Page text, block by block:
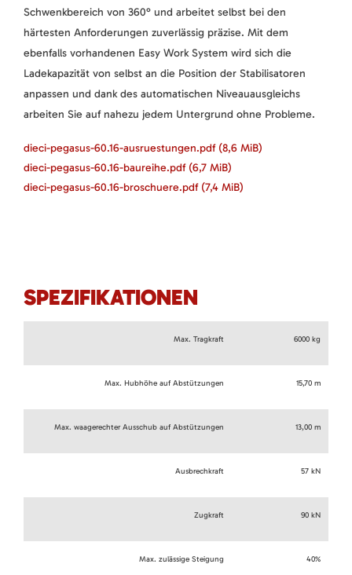
Schwenkbereich von 360° und arbeitet selbst bei den
härtesten Anforderungen zuverlässig präzise. Mit dem
ebenfalls vorhandenen Easy Work System wird sich die
Ladekapazität von selbst an die Position der Stabilisatoren
anpassen und dank des automatischen Niveauausgleichs
arbeiten Sie auf nahezu jedem Untergrund ohne Probleme.
dieci-pegasus-60.16-ausruestungen.pdf (8,6 MiB)
dieci-pegasus-60.16-baureihe.pdf (6,7 MiB)
dieci-pegasus-60.16-broschuere.pdf (7,4 MiB)
SPEZIFIKATIONEN
Max. Tragkraft 6000 kg
Max. Hubhöhe auf Abstützungen 15,70 m
Max. waagerechter Ausschub auf Abstützungen 13,00 m
Ausbrechkraft 57 kN
Zugkraft 90 kN
Max. zulässige Steigung 40%